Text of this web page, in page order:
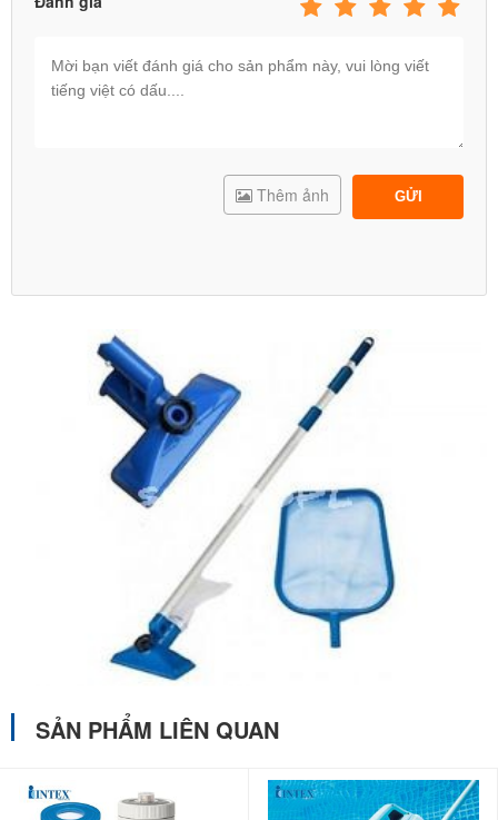
THÔNG TIN THƯƠNG HIỆU
100% sản phẩm do Babycuatoi.vn cung cấp đều đạt TCVN về an
toàn do Tổng cục Tiêu chuẩn đo lường chất lượng Việt Nam chứng
để xem danh mục các sản phẩm
cung cấp.
Chúng tôi luôn đặt mình ở vị trí của các bạn, coi con các bạn
là con của chính chúng tôi. Do vậy, Babycuatoi.vn cam kết
và giá cả hợp lý nhất!
GỬI
Thêm ảnh
SẢN PHẨM LIÊN QUAN